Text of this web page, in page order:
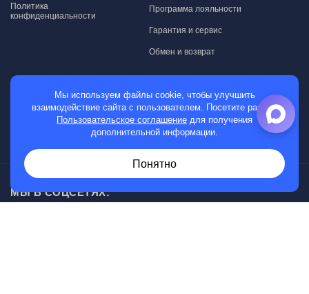
Политика
конфиденциальности
Программа лояльности
Гарантия и сервис
Обмен и возврат
МАГАЗИН
Мужские часы
МЫ В СОЦСЕТЯХ:
Мы используем файлы cookie, чтобы улучшить
взаимодействие сайта с пользователем. Посетите раздел
Пользовательское соглашение для получения
дополнительной информации.
Понятно